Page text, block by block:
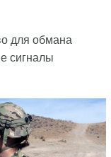
для обмана
сигналы